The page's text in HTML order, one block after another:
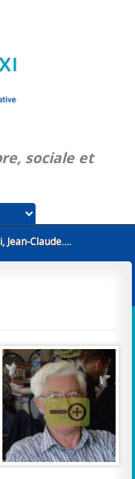
sociale et
Jean-Claude....